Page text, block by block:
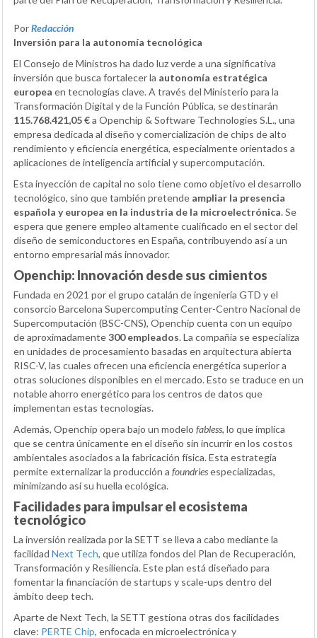
PorRedacción
Inversión para la autonomía tecnológica
El Consejo de Ministros ha dado luz verde a una significativa
inversión que busca fortalecer la autonomía estratégica
europea en tecnologías clave. A través del Ministerio para la
Transformación Digital y de la Función Pública, se destinarán
115.768.421,05 €a Openchip & Software Technologies S.L., una
empresa dedicada al diseño y comercialización de chips de alto
rendimiento y eficiencia energética, especialmente orientados a
aplicaciones de inteligencia artificial y supercomputación.
Esta inyección de capital no solo tiene como objetivo el desarrollo
tecnológico, sino que también pretende ampliar la presencia
española y europea en la industria de la microelectrónica. Se
espera que genere empleo altamente cualificado en el sector del
diseño de semiconductores en España, contribuyendo así a un
entorno empresarial más innovador.
Openchip: Innovación desde sus cimientos
Fundada en 2021 por el grupo catalán de ingeniería GTD y el
consorcio Barcelona Supercomputing Center-Centro Nacional de
Supercomputación (BSC-CNS), Openchip cuenta con un equipo
de aproximadamente300 empleados. La compañía se especializa
en unidades de procesamiento basadas en arquitectura abierta
RISC-V, las cuales ofrecen una eficiencia energética superior a
otras soluciones disponibles en el mercado. Esto se traduce en un
notable ahorro energético para los centros de datos que
implementan estas tecnologías.
Además, Openchip opera bajo un modelo fabless, lo que implica
que se centra únicamente en el diseño sin incurrir en los costos
ambientales asociados a la fabricación física. Esta estrategia
permite externalizar la producción a foundriesespecializadas,
minimizando así su huella ecológica.
Facilidades para impulsar el ecosistema
tecnológico
La inversión realizada por la SETT se lleva a cabo mediante la
facilidad Next Tech, que utiliza fondos del Plan de Recuperación,
Transformación y Resiliencia. Este plan está diseñado para
fomentar la financiación de startups y scale-ups dentro del
ámbito deep tech.
Aparte de Next Tech, la SETT gestiona otras dos facilidades
clave: PERTE Chip, enfocada en microelectrónica y